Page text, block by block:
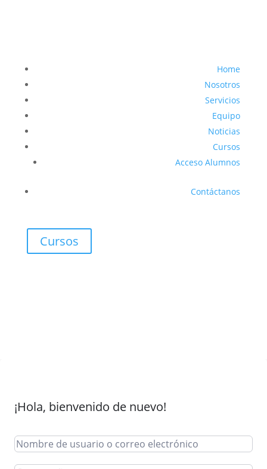
Home
Nosotros
Servicios
Equipo
Noticias
Cursos
Acceso Alumnos
Contáctanos
Cursos
¡Hola, bienvenido de nuevo!